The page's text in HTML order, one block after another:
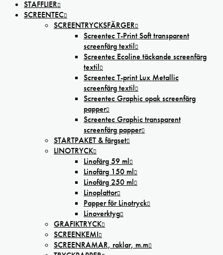
STAFFLIER
SCREENTEC
SCREENTRYCKSFÄRGER
Screentec T-Print Soft transparent
screenfärg textil
Screentec Ecoline täckande screenfärg
textil
Screentec T-print Lux Metallic
screenfärg textil
Screentec Graphic opak screenfärg
papper
Screentec Graphic transparent
screenfärg papper
STARTPAKET & färgset
LINOTRYCK
Linofärg 59 ml
Linofärg 150 ml
Linofärg 250 ml
Linoplattor
Papper för Linotryck
Linoverktyg
GRAFIKTRYCK
SCREENKEMI
SCREENRAMAR, raklar, m.m